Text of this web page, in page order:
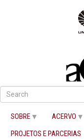
para
principal
Buscar
Search
SOBRE ACERVO
PROJETOS E PARCERIAS